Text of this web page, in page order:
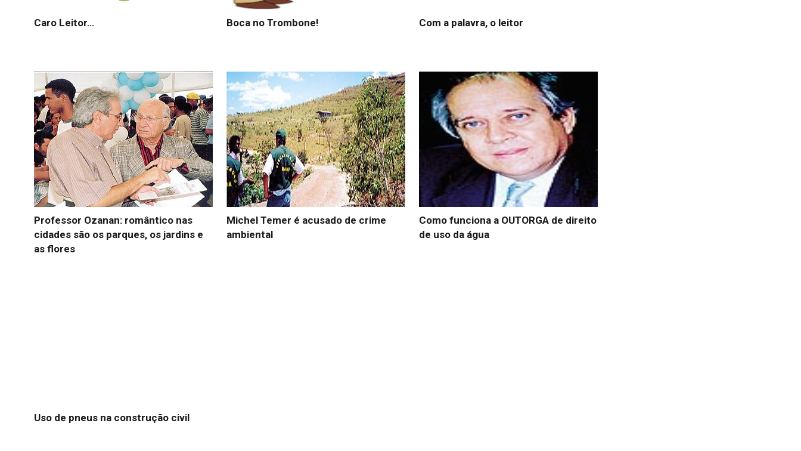
Caro Leitor… Boca no Trombone! Com a palavra, o leitor
Professor Ozanan: romântico nas
cidades são os parques, os jardins e
as flores
Michel Temer é acusado de crime
ambiental
Como funciona a OUTORGA de direito
de uso da água
Uso de pneus na construção civil